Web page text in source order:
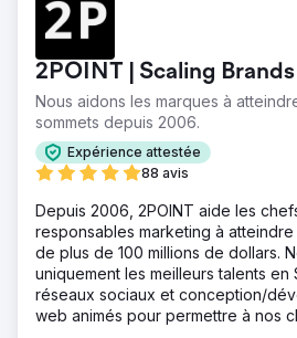
Même avec une liste complète de
de professionnels chevronnés,
Injury Center a été confronté à des
visibilité sur les moteurs de
ciblés se sont perdus dans la mer
recherche et leur génération de
bien inférieure au potentiel qu'ils
Solution
stratégie de référencement
l'intégration méticuleuse de 150
réorganisation du contenu du site
la valeur et la pertinence,
la recherche locale et
ligne grâce à des backlinks
2POINT | Scaling
Nous aidons les marques à
sommets depuis 2006.
Expérience attestée
88 avis
Depuis 2006, 2POINT aide les
responsables marketing à
de plus de 100 millions de dollars.
uniquement les meilleurs talents en
réseaux sociaux et conception/
web animés pour permettre à nos